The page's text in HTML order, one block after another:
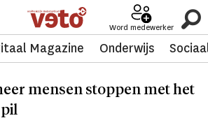
Word medewerker
Magazine Onderwijs
mensen stoppen met het